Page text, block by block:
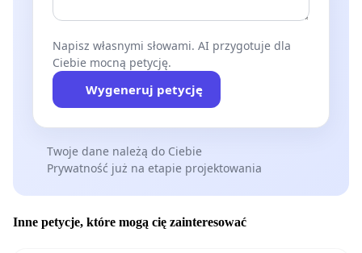
Napisz własnymi słowami. AI przygotuje dla
Ciebie mocną petycję.
Wygeneruj petycję
Twoje dane należą do Ciebie
Prywatność już na etapie projektowania
Inne petycje, które mogą cię zainteresować